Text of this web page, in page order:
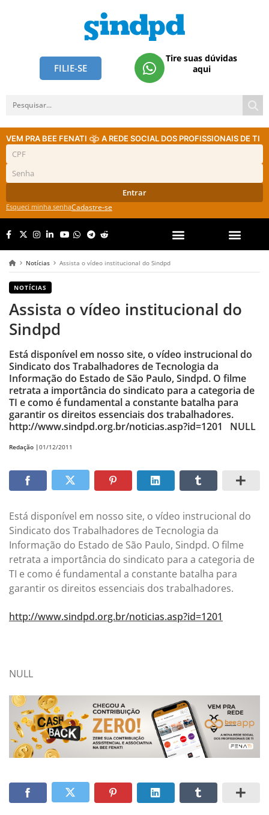
FILIE-SE
Tire suas dúvidas
aqui
VEM PRA BEE FENATI A REDE SOCIAL DOS PROFISSIONAIS DE TI
Entrar
Esqueci minha senhaCadastre-se
Notícias Assista o vídeo institucional do Sindpd
NOTÍCIAS
Assista o vídeo institucional do
Sindpd
Está disponível em nosso site, o vídeo instrucional do
Sindicato dos Trabalhadores de Tecnologia da
Informação do Estado de São Paulo, Sindpd. O filme
retrata a importância do sindicato para a categoria de
TI e como é fundamental a constante batalha para
garantir os direitos essenciais dos trabalhadores.
http://www.sindpd.org.br/noticias.asp?id=1201 NULL
Redação |01/12/2011
Está disponível em nosso site, o vídeo instrucional do
Sindicato dos Trabalhadores de Tecnologia da
Informação do Estado de São Paulo, Sindpd. O filme
retrata a importância do sindicato para a categoria de
TI e como é fundamental a constante batalha para
garantir os direitos essenciais dos trabalhadores.
http://www.sindpd.org.br/noticias.asp?id=1201
NULL